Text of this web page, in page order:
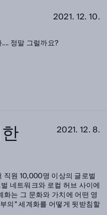
2021. 12. 10.
정말 그럴까요?
2021. 12. 8.
원 10,000명 이상의 글로벌
네트워크와 로컬 허브 사이에
는 그 문화와 가치에 어떤 영
의” 세계화를 어떻게 뒷받침할